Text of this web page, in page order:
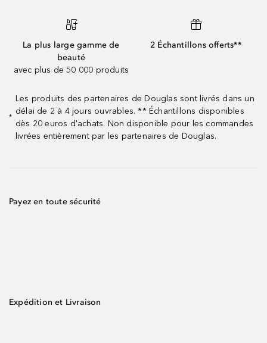
La plus large gamme de
beauté
avec plus de 50 000 produits
2 Échantillons offerts**
*
Les produits des partenaires de Douglas sont livrés dans un
délai de 2 à 4 jours ouvrables. ** Échantillons disponibles
dès 20 euros d'achats. Non disponible pour les commandes
livrées entièrement par les partenaires de Douglas.
Payez en toute sécurité
Expédition et Livraison